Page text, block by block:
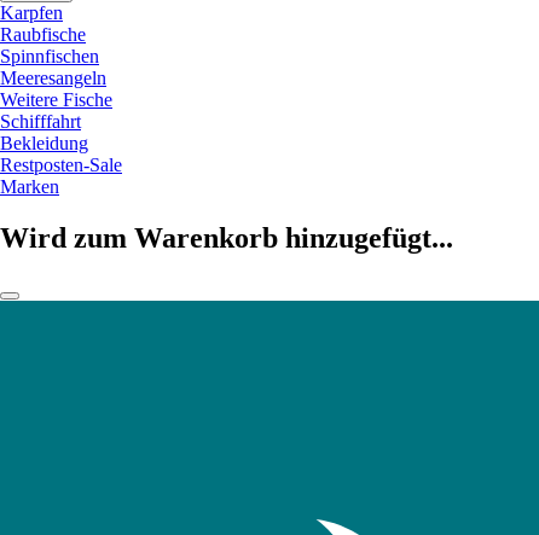
Karpfen
Raubfische
Spinnfischen
Meeresangeln
Weitere Fische
Schifffahrt
Bekleidung
Restposten-Sale
Marken
Wird zum Warenkorb hinzugefügt...